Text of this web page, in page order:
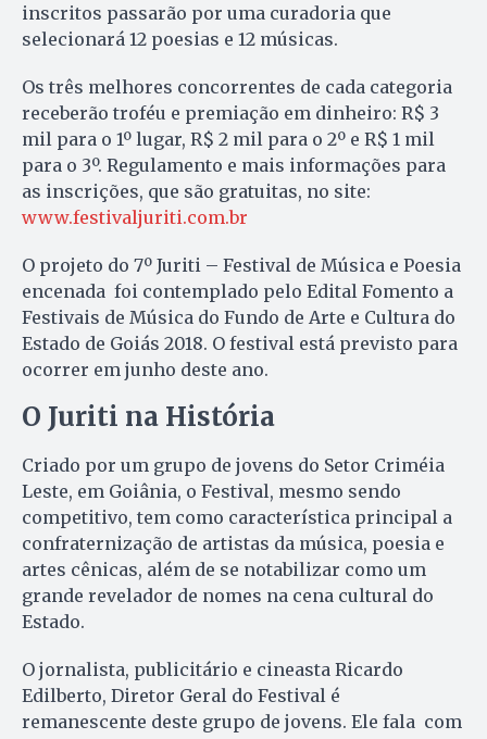
inscritos passarão por uma curadoria que
selecionará 12 poesias e 12 músicas.
Os três melhores concorrentes de cada categoria
receberão troféu e premiação em dinheiro: R$ 3
mil para o 1º lugar, R$ 2 mil para o 2º e R$ 1 mil
para o 3º. Regulamento e mais informações para
as inscrições, que são gratuitas, no site:
www.festivaljuriti.com.br
O projeto do 7º Juriti – Festival de Música e Poesia
encenada foi contemplado pelo Edital Fomento a
Festivais de Música do Fundo de Arte e Cultura do
Estado de Goiás 2018. O festival está previsto para
ocorrer em junho deste ano.
O Juriti na História
Criado por um grupo de jovens do Setor Criméia
Leste, em Goiânia, o Festival, mesmo sendo
competitivo, tem como característica principal a
confraternização de artistas da música, poesia e
artes cênicas, além de se notabilizar como um
grande revelador de nomes na cena cultural do
Estado.
O jornalista, publicitário e cineasta Ricardo
Edilberto, Diretor Geral do Festival é
remanescente deste grupo de jovens. Ele fala com